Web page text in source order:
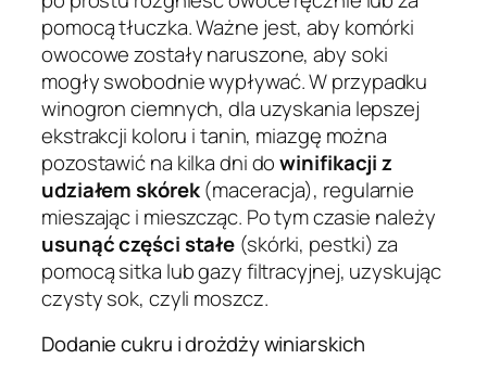
pomocą tłuczka. Ważne jest, aby komórki
owocowe zostały naruszone, aby soki
mogły swobodnie wypływać. W przypadku
winogron ciemnych, dla uzyskania lepszej
ekstrakcji koloru i tanin, miazgę można
pozostawić na kilka dni dowinifikacji z
udziałem skórek(maceracja), regularnie
mieszając i mieszcząc. Po tym czasie należy
usunąć części stałe (skórki, pestki) za
pomocą sitka lub gazy filtracyjnej, uzyskując
czysty sok, czyli moszcz.
Dodanie cukru i drożdży winiarskich